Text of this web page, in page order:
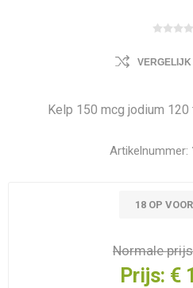
Kelp 150 mcg jodium 120
Artikelnummer:
18 OP
Normale
Prijs: €